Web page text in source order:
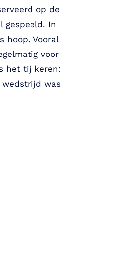
op de
gespeeld. In
hoop. Vooral
voor
het tij keren:
wedstrijd was